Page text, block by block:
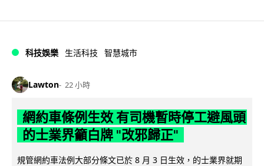
科技娛樂 生活科技 智慧城市
Lawton 22 小時
網約車條例生效 有司機暫時停工避風頭
的士業界籲白牌 "改邪歸正"
規管網約車法例大部分條文已於 8 月 3 日生效，的士業界就期